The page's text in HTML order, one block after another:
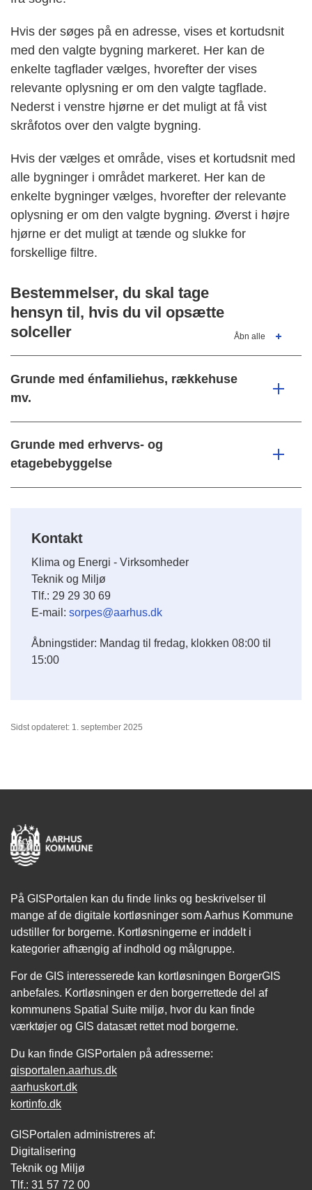
Hvis der søges på en adresse, vises et kortudsnit
med den valgte bygning markeret. Her kan de
enkelte tagflader vælges, hvorefter der vises
relevante oplysning er om den valgte tagflade.
Nederst i venstre hjørne er det muligt at få vist
skråfotos over den valgte bygning.
Hvis der vælges et område, vises et kortudsnit med
alle bygninger i området markeret. Her kan de
enkelte bygninger vælges, hvorefter der relevante
oplysning er om den valgte bygning. Øverst i højre
hjørne er det muligt at tænde og slukke for
forskellige filtre.
Bestemmelser, du skal tage
hensyn til, hvis du vil opsætte
solceller
Åbn alle
Grunde med énfamiliehus, rækkehuse
mv.
Grunde med erhvervs- og
etagebebyggelse
Kontakt
Klima og Energi - Virksomheder
Teknik og Miljø
Tlf.: 29 29 30 69
E-mail: sorpes@aarhus.dk
Åbningstider: Mandag til fredag, klokken 08:00 til
15:00
Sidst opdateret: 1. september 2025
På GISPortalen kan du finde links og beskrivelser til
mange af de digitale kortløsninger som Aarhus Kommune
udstiller for borgerne. Kortløsningerne er inddelt i
kategorier afhængig af indhold og målgruppe.
For de GIS interesserede kan kortløsningen BorgerGIS
anbefales. Kortløsningen er den borgerrettede del af
kommunens Spatial Suite miljø, hvor du kan finde
værktøjer og GIS datasæt rettet mod borgerne.
Du kan finde GISPortalen på adresserne:
gisportalen.aarhus.dk
aarhuskort.dk
kortinfo.dk
GISPortalen administreres af:
Digitalisering
Teknik og Miljø
Tlf.: 31 57 72 00